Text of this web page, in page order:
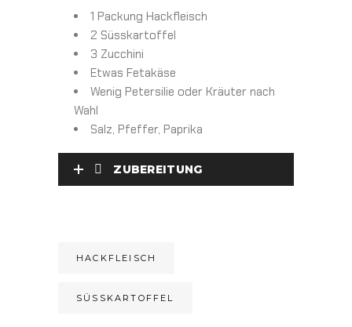
1 Packung Hackfleisch
2 Süsskartoffel
3 Zucchini
Etwas Fetakäse
Wenig Petersilie oder Kräuter nach
Wahl
Salz, Pfeffer, Paprika
ZUBEREITUNG
HACKFLEISCH
SÜSSKARTOFFEL